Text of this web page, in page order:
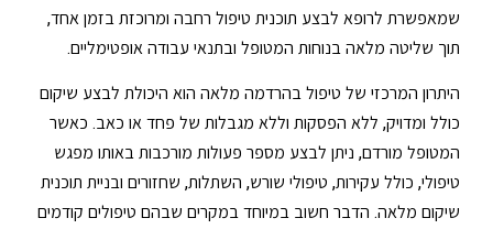
שמאפשרת לרופא לבצע תוכנית טיפול רחבה ומרוכזת בזמן אחד,
תוך שליטה מלאה בנוחות המטופל ובתנאי עבודה אופטימליים.
היתרון המרכזי של טיפול בהרדמה מלאה הוא היכולת לבצע שיקום
כולל ומדויק, ללא הפסקות וללא מגבלות של פחד או כאב. כאשר
המטופל מורדם, ניתן לבצע מספר פעולות מורכבות באותו מפגש
טיפולי, כולל עקירות, טיפולי שורש, השתלות, שחזורים ובניית תוכנית
שיקום מלאה. הדבר חשוב במיוחד במקרים שבהם טיפולים קודמים